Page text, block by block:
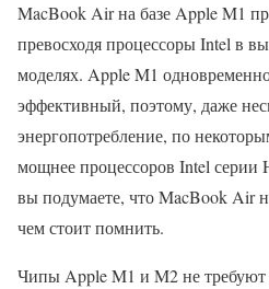
MacBook Air на базе Apple M1
превосходя процессоры Intel в
моделях. Apple M1
эффективный, поэтому, даже
энергопотребление, по
мощнее процессоров Intel серии
вы подумаете, что MacBook Air
чем стоит помнить.
Чипы Apple M1 и M2 не требуют